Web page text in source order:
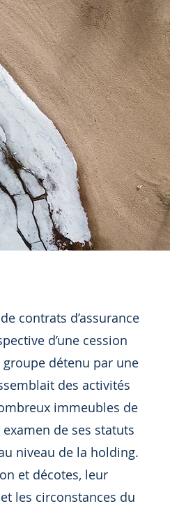
contrats d’assurance
d’une cession
détenu par une
des activités
immeubles de
de ses statuts
niveau de la holding.
et décotes, leur
les circonstances du